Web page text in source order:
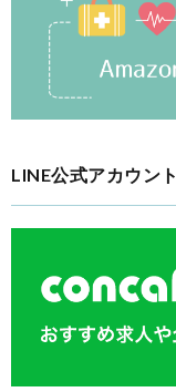
LINE公式アカウント